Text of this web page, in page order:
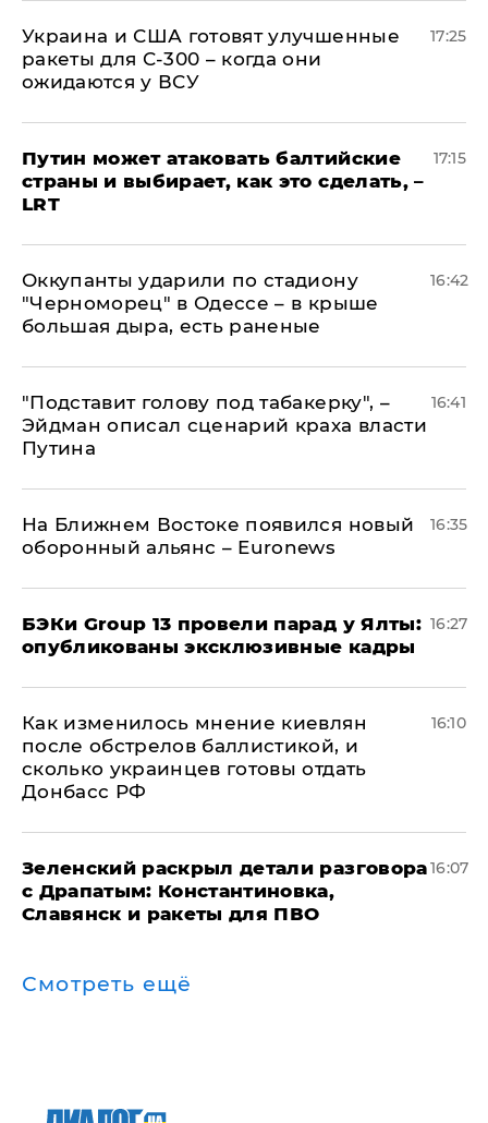
Украина и США готовят улучшенные
ракеты для С-300 – когда они
ожидаются у ВСУ
17:25
Путин может атаковать балтийские
страны и выбирает, как это сделать, –
LRT
17:15
Оккупанты ударили по стадиону
"Черноморец" в Одессе – в крыше
большая дыра, есть раненые
16:42
​"Подставит голову под табакерку", –
Эйдман описал сценарий краха власти
Путина
16:41
На Ближнем Востоке появился новый
оборонный альянс – Euronews
16:35
​БЭКи Group 13 провели парад у Ялты:
опубликованы эксклюзивные кадры
16:27
Как изменилось мнение киевлян
после обстрелов баллистикой, и
сколько украинцев готовы отдать
Донбасс РФ
16:10
​Зеленский раскрыл детали разговора
с Драпатым: Константиновка,
Славянск и ракеты для ПВО
16:07
Смотреть ещё